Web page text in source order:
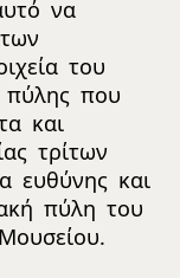
να
του
πύλης που
και
τρίτων
ευθύνης και
πύλη του